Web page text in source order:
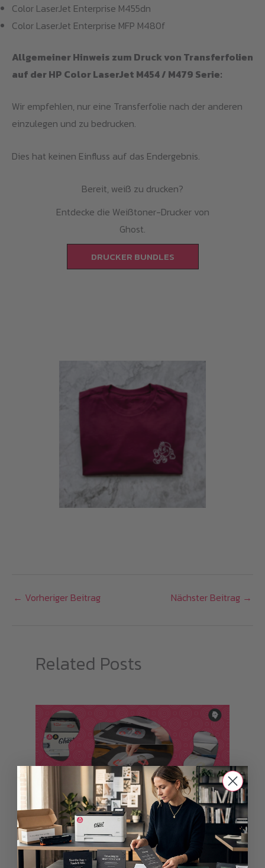
Color LaserJet Enterprise M455dn
Color LaserJet Enterprise MFP M480f
Allgemeiner Hinweis zum Druck von Transferfolien
auf der HP Color LaserJet M454 / M479 Serie:
Wir empfehlen, nur eine Transferfolie nach der anderen
einzulegen und zu bedrucken.
Dies hat keinen Einfluss auf das Endergebnis.
Bereit, weiß zu drucken?
Entdecke die Weißtoner-Drucker von
Ghost.
DRUCKER BUNDLES
← Vorheriger Beitrag Nächster Beitrag →
Related Posts
Toner Transfer Guide
Blog